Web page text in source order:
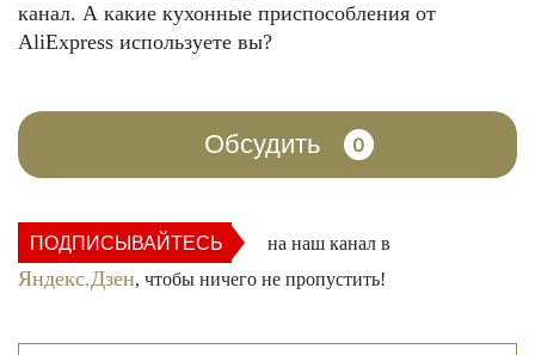
канал. А какие кухонные приспособления от
AliExpress используете вы?
Обсудить 0
ПОДПИСЫВАЙТЕСЬ на наш канал в
Яндекс.Дзен, чтобы ничего не пропустить!